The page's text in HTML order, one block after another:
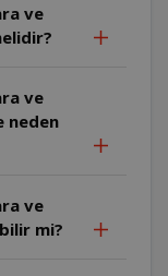
ve
ve
neden
ve
mi?